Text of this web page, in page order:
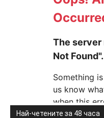
Най-четените за 48 часа